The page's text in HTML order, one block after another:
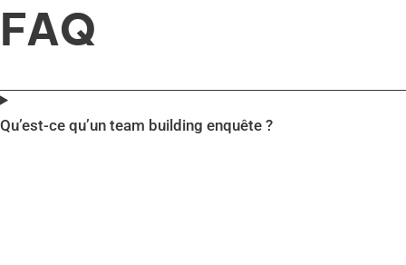
FAQ
Qu’est-ce qu’un team building enquête ?